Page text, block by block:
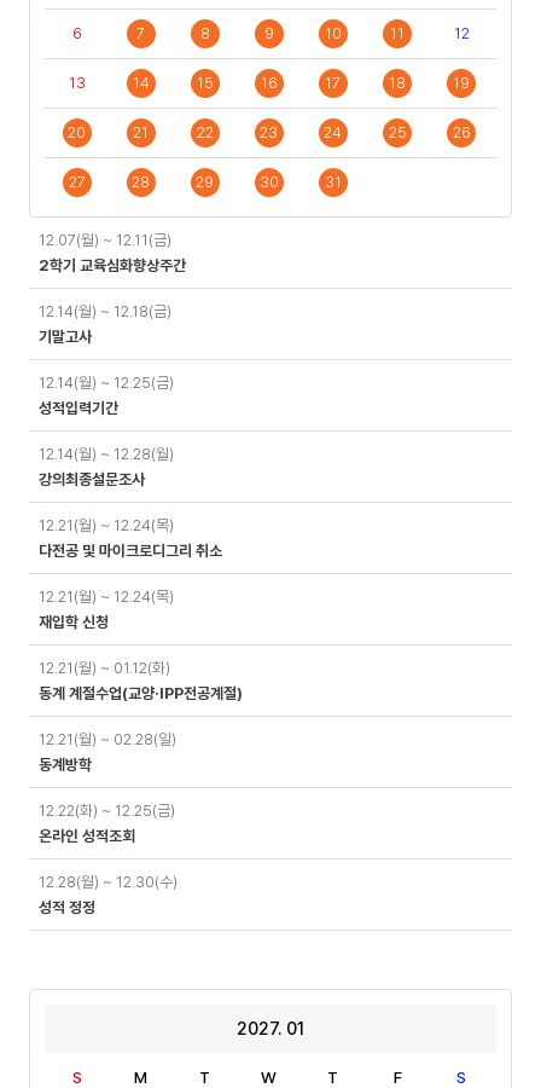
6 7 8 9 10 11 12
13 14 15 16 17 18 19
20 21 22 23 24 25 26
27 28 29 30 31
12.07(월) ~ 12.11(금)
2학기 교육심화향상주간
12.14(월) ~ 12.18(금)
기말고사
12.14(월) ~ 12.25(금)
성적입력기간
12.14(월) ~ 12.28(월)
강의최종설문조사
12.21(월) ~ 12.24(목)
다전공 및 마이크로디그리 취소
12.21(월) ~ 12.24(목)
재입학 신청
12.21(월) ~ 01.12(화)
동계 계절수업(교양·IPP전공계절)
12.21(월) ~ 02.28(일)
동계방학
12.22(화) ~ 12.25(금)
온라인 성적조회
12.28(월) ~ 12.30(수)
성적 정정
2027. 01
S M T W T F S